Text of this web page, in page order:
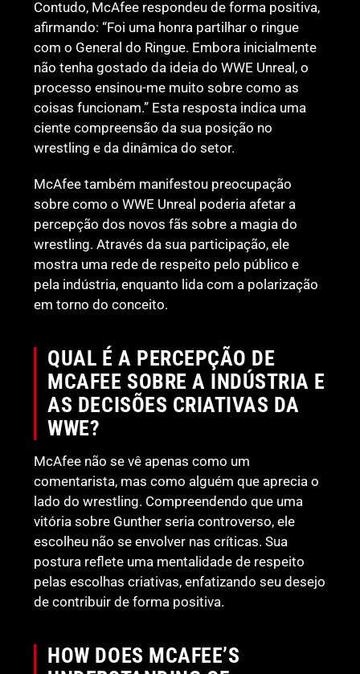
Contudo, McAfee respondeu de forma positiva,
afirmando: “Foi uma honra partilhar o ringue
com o General do Ringue. Embora inicialmente
não tenha gostado da ideia do WWE Unreal, o
processo ensinou-me muito sobre como as
coisas funcionam.” Esta resposta indica uma
ciente compreensão da sua posição no
wrestling e da dinâmica do setor.
McAfee também manifestou preocupação
sobre como o WWE Unreal poderia afetar a
percepção dos novos fãs sobre a magia do
wrestling. Através da sua participação, ele
mostra uma rede de respeito pelo público e
pela indústria, enquanto lida com a polarização
em torno do conceito.
QUAL É A PERCEPÇÃO DE
MCAFEE SOBRE A INDÚSTRIA E
AS DECISÕES CRIATIVAS DA
WWE?
McAfee não se vê apenas como um
comentarista, mas como alguém que aprecia o
lado do wrestling. Compreendendo que uma
vitória sobre Gunther seria controverso, ele
escolheu não se envolver nas críticas. Sua
postura reflete uma mentalidade de respeito
pelas escolhas criativas, enfatizando seu desejo
de contribuir de forma positiva.
HOW DOES MCAFEE’S